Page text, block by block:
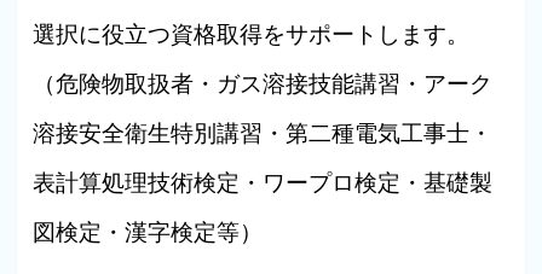
選択に役立つ資格取得をサポートします。
（危険物取扱者・ガス溶接技能講習・アーク
溶接安全衛生特別講習・第二種電気工事士・
表計算処理技術検定・ワープロ検定・基礎製
図検定・漢字検定等）